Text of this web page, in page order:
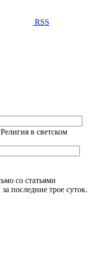
RSS
Религия в светском
со статьями
последние трое суток.